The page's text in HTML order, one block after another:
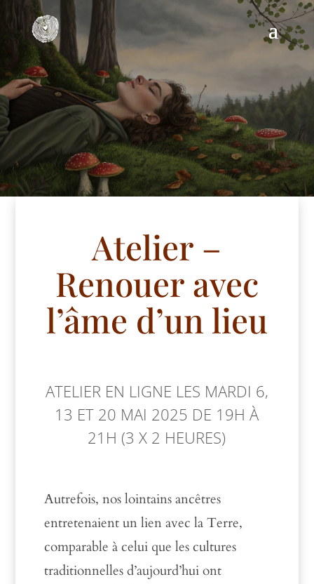
Atelier –
Renouer avec
l’âme d’un lieu
ATELIER EN LIGNE LES MARDI 6,
13 ET 20 MAI 2025 DE 19H À
21H (3 X 2 HEURES)
Autrefois, nos lointains ancêtres
entretenaient un lien avec la Terre,
comparable à celui que les cultures
traditionnelles d’aujourd’hui ont